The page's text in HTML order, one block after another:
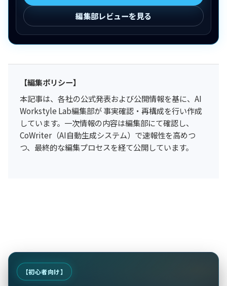
編集部レビューを見る
【編集ポリシー】
本記事は、各社の公式発表および公開情報を基に、AI
Workstyle Lab編集部が 事実確認・再構成を行い作成
しています。一次情報の内容は編集部にて確認し、
CoWriter（AI自動生成システム）で速報性を高めつ
つ、最終的な編集プロセスを経て公開しています。
【初心者向け】